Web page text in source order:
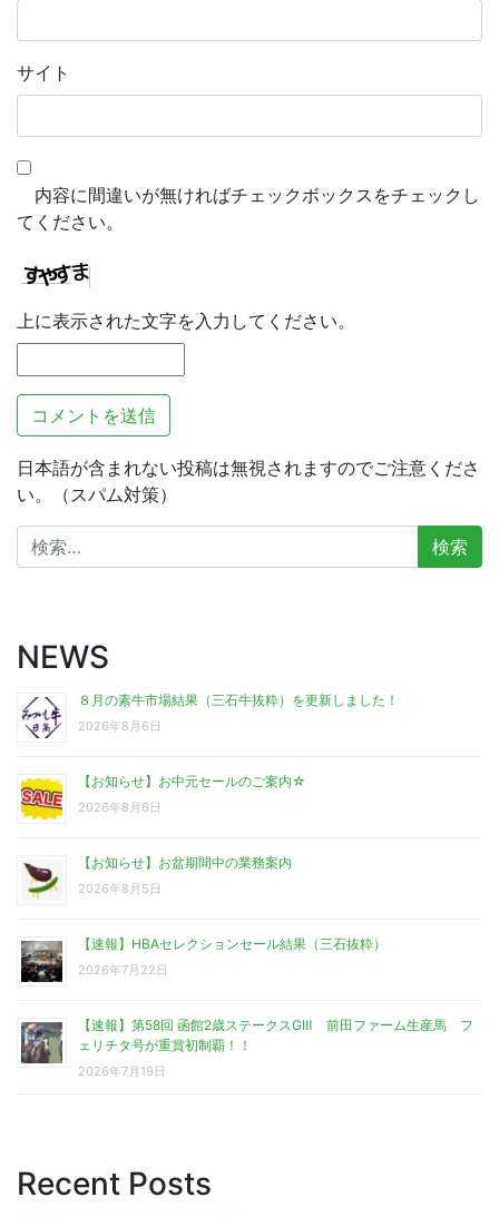
サイト
内容に間違いが無ければチェックボックスをチェックし
てください。
上に表示された文字を入力してください。
日本語が含まれない投稿は無視されますのでご注意くださ
い。（スパム対策）
検
索:
NEWS
８月の素牛市場結果（三石牛抜粋）を更新しました！
2026年8月6日
【お知らせ】お中元セールのご案内☆
2026年8月6日
【お知らせ】お盆期間中の業務案内
2026年8月5日
【速報】HBAセレクションセール結果（三石抜粋）
2026年7月22日
【速報】第58回 函館2歳ステークスGⅢ 前田ファーム生産馬 フ
ェリチタ号が重賞初制覇！！
2026年7月19日
Recent Posts